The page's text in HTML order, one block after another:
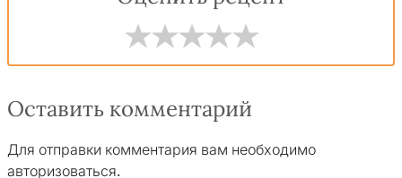
Оставить комментарий
Для отправки комментария вам необходимо
авторизоваться.